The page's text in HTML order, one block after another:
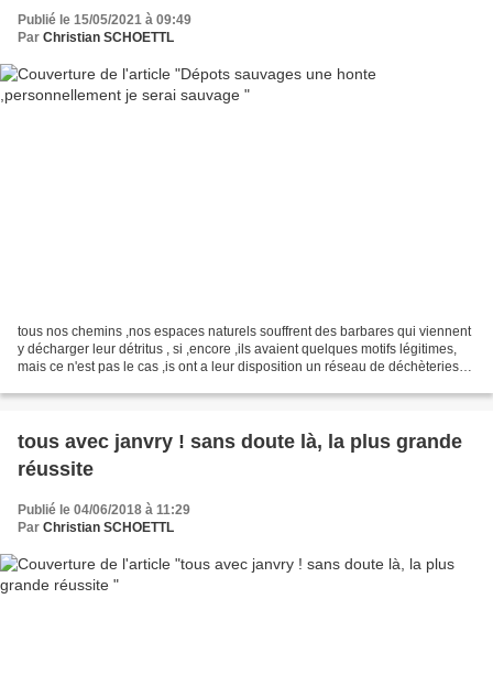
Publié le 15/05/2021 à 09:49
Par Christian SCHOETTL
tous nos chemins ,nos espaces naturels souffrent des barbares qui viennent
y décharger leur détritus , si ,encore ,ils avaient quelques motifs légitimes,
mais ce n'est pas le cas ,is ont a leur disposition un réseau de déchèteries
tous avec janvry ! sans doute là, la plus grande
réussite
Publié le 04/06/2018 à 11:29
Par Christian SCHOETTL